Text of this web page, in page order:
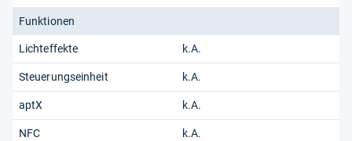
Funktionen
Lichteffekte k.A.
Steuerungseinheit k.A.
aptX k.A.
NFC k.A.